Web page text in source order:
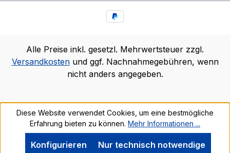
Alle Preise inkl. gesetzl. Mehrwertsteuer zzgl.
Versandkostenund ggf. Nachnahmegebühren, wenn
nicht anders angegeben.
Diese Website verwendet Cookies, um eine bestmögliche
Erfahrung bieten zu können. Mehr Informationen ...
Nur technisch notwendige
Konfigurieren